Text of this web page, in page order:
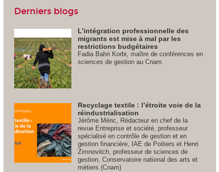
Derniers blogs
L’intégration professionnelle des
migrants est mise à mal par les
restrictions budgétaires
Fadia Bahri Korbi, maître de conférences en
sciences de gestion au Cnam
Recyclage textile : l’étroite voie de la
réindustrialisation
Jérôme Méric, Rédacteur en chef de la
revue Entreprise et société, professeur
spécialisé en contrôle de gestion et en
gestion financière, IAE de Poitiers et Henri
Zimnovitch, professeur de sciences de
gestion, Conservatoire national des arts et
métiers (Cnam)